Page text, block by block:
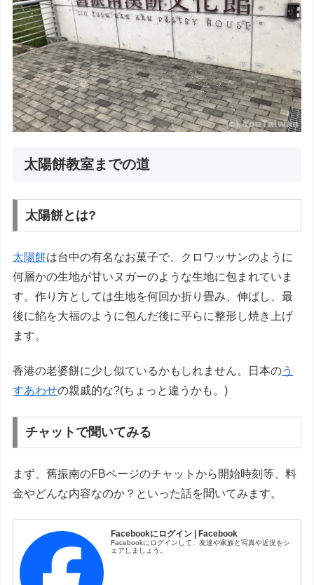
太陽餅教室までの道
太陽餅とは?
太陽餅は台中の有名なお菓子で、クロワッサンのように
何層かの生地が甘いヌガーのような生地に包まれていま
す。作り方としては生地を何回か折り畳み、伸ばし、最
後に餡を大福のように包んだ後に平らに整形し焼き上げ
ます。
香港の老婆餅に少し似ているかもしれません。日本のう
すあわせの親戚的な?(ちょっと違うかも。)
チャットで聞いてみる
まず、舊振南のFBページのチャットから開始時刻等、料
金やどんな内容なのか？といった話を聞いてみます。
Facebookにログイン | Facebook
Facebookにログインして、友達や家族と写真や近況をシ
ェアしましょう。